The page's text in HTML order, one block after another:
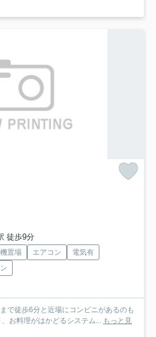
徒歩9分
置場 エアコン
電気有
で徒歩6分と近場にコンビニがあるのも
お料理がはかどるシステム... もっと見